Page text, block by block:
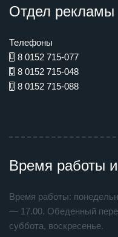
Отдел рекламы
Телефоны
8 0152 715-077
8 0152 715-048
8 0152 715-088
Время работы
Время работы:
— 17.00. Обеденный
суббота, воскресенье.